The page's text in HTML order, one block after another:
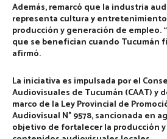
Además, remarcó que la industria
representa cultura y
producción y generación de empleo.
que se benefician cuando Tucumán
afirmó.
La iniciativa es impulsada por el
Audiovisuales de Tucumán (CAAT) y
marco de la Ley Provincial de
Audiovisual N° 9578, sancionada en
objetivo de fortalecer la producción